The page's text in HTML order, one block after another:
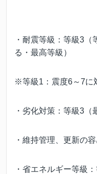
・耐震等級：等級3
る・最高等級）
※等級1：震度6～7に
・劣化対策：等級3（
・維持管理、更新の
・省エネルギー等級